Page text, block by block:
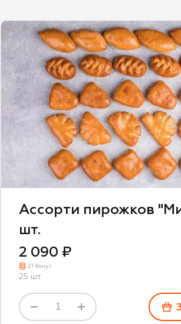
Ассорти пирожков
шт.
2 090 ₽
21 бонус
25 шт.